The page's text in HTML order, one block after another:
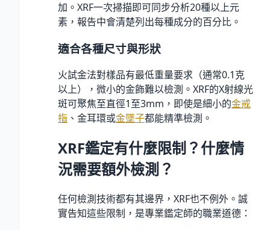
加。XRF一次掃描即可同步分析20種以上元
素，報告中會清楚列出每種成分的百分比。
適合各種尺寸與形狀
火試金法對樣品有最低重量要求（通常0.1克
以上），微小的金飾難以檢測。XRF的X射線光
斑可聚焦至直徑1至3mm，即使是細小的金戒
指 、金耳環或金墜子都能精準檢測。
XRF鑑定有什麼限制？什麼情
況需要額外檢測？
任何檢測技術都有其邊界，XRF也不例外。誠
實告知這些限制，是專業鑑定師的職業道德：